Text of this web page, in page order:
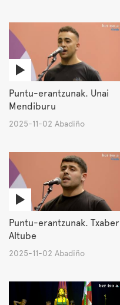
Puntu-erantzunak. Unai
Mendiburu
2025-11-02 Abadiño
Puntu-erantzunak. Txaber
Altube
2025-11-02 Abadiño